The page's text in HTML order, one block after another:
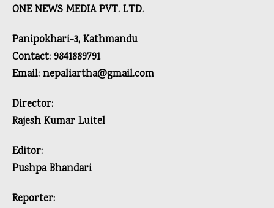
ONE NEWS MEDIA PVT. LTD.
Panipokhari-3, Kathmandu
Contact: 9841889791
Email: nepaliartha@gmail.com
Director:
Rajesh Kumar Luitel
Editor:
Pushpa Bhandari
Reporter: